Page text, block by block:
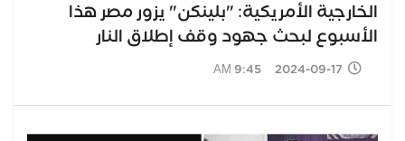
الخارجية الأمريكية: "بلينكن" يزور مصر هذا
الأسبوع لبحث جهود وقف إطلاق النار
2024-09-17 9:45 AM